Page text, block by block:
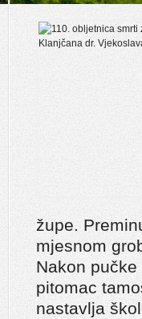
župe.
mjesnom
Nakon
pitomac
nastavlja